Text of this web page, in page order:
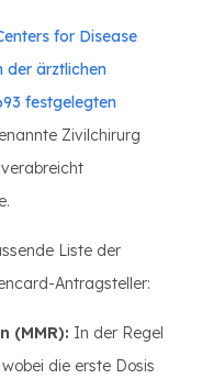
for Disease
der ärztlichen
festgelegten
Zivilchirurg
Liste der
Antragsteller:
(MMR): In der Regel
die erste Dosis